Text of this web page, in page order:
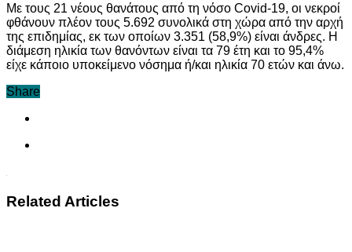
Με τους 21 νέους θανάτους από τη νόσο Covid-19, οι νεκροί
φθάνουν πλέον τους 5.692 συνολικά στη χώρα από την αρχή
της επιδημίας, εκ των οποίων 3.351 (58,9%) είναι άνδρες. Η
διάμεση ηλικία των θανόντων είναι τα 79 έτη και το 95,4%
είχε κάποιο υποκείμενο νόσημα ή/και ηλικία 70 ετών και άνω.
Share